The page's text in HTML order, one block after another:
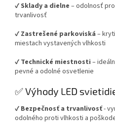
✔Sklady a dielne – odolnosť
trvanlivosť
✔ Zastrešené parkoviská –
miestach vystavených vlhkosti
✔ Technické miestnosti –
pevné a odolné osvetlenie
✅ Výhody LED
✔ Bezpečnosť a trvanlivosť-
odolného proti vlhkosti a